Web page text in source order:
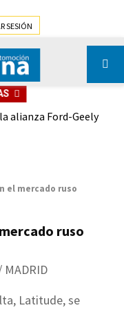
SESIÓN
alianza Ford-Geely
el mercado ruso
ruso
MADRID
Latitude, se